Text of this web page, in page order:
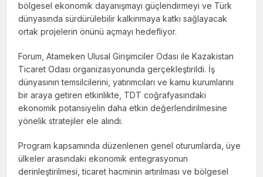
bölgesel ekonomik dayanışmayı güçlendirmeyi ve Türk
dünyasında sürdürülebilir kalkınmaya katkı sağlayacak
ortak projelerin önünü açmayı hedefliyor.
Forum,Atameken Ulusal Girişimciler Odası ileKazakistan
Ticaret Odası organizasyonunda gerçekleştirildi. İş
dünyasının temsilcilerini, yatırımcıları ve kamu kurumlarını
bir araya getiren etkinlikte, TDT coğrafyasındaki
ekonomik potansiyelin daha etkin değerlendirilmesine
yönelik stratejiler ele alındı.
Program kapsamında düzenlenen genel oturumlarda, üye
ülkeler arasındaki ekonomik entegrasyonun
derinleştirilmesi, ticaret hacminin artırılması ve bölgesel